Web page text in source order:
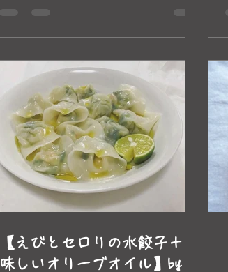
【えびとセロリの水餃子＋美
味しいオリーブオイル】by